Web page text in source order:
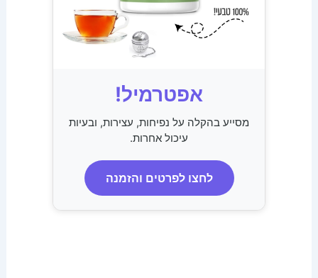
אפטרמיל!
מסייע בהקלה על נפיחות, עצירות, ובעיות
עיכול אחרות.
לחצו לפרטים והזמנה